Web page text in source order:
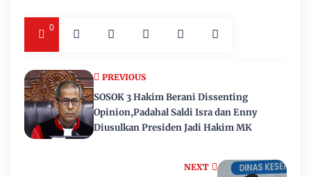
0
NEXT
PREVIOUS
SOSOK 3 Hakim Berani Dissenting
Opinion,Padahal Saldi Isra dan Enny
Diusulkan Presiden Jadi Hakim MK